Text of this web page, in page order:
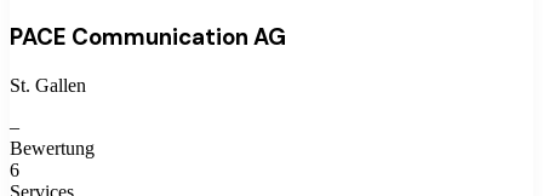
PACE Communication AG
St. Gallen
–
Bewertung
6
Services